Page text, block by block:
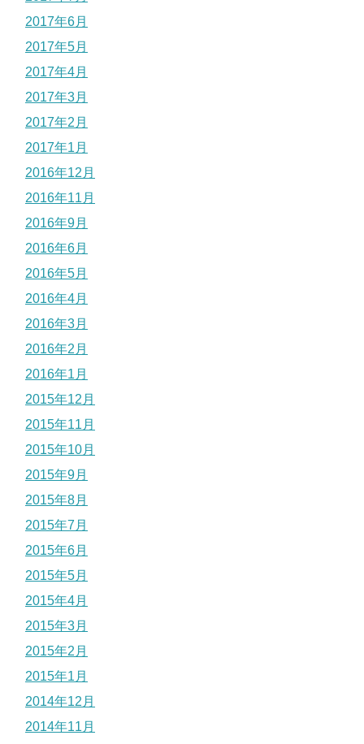
2017年6月
2017年5月
2017年4月
2017年3月
2017年2月
2017年1月
2016年12月
2016年11月
2016年9月
2016年6月
2016年5月
2016年4月
2016年3月
2016年2月
2016年1月
2015年12月
2015年11月
2015年10月
2015年9月
2015年8月
2015年7月
2015年6月
2015年5月
2015年4月
2015年3月
2015年2月
2015年1月
2014年12月
2014年11月